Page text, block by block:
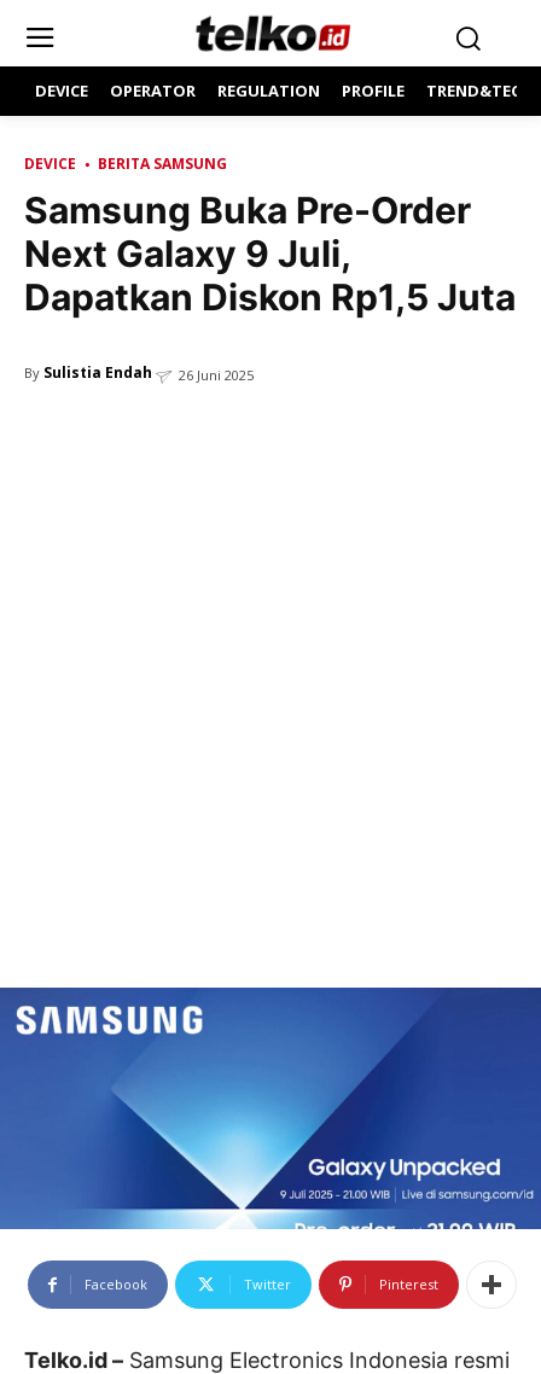
DEVICE OPERATOR REGULATION PROFILE
DEVICE BERITA SAMSUNG
Samsung Buka Pre-Order
Next Galaxy 9 Juli,
Dapatkan Diskon Rp1,5 Juta
By Sulistia Endah 26 Juni 2025
Facebook Twitter Pinterest
Telko.id – Samsung Electronics Indonesia resmi